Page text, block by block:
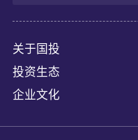
据，2025年3月至2026年2
决方案市场销量市占率达
关于国投
投资生态
企业文化